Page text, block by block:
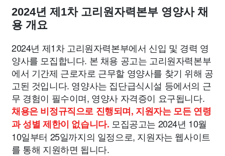
2024년 제1차 고리원자력본부 영양사 채
용 개요
2024년 제1차 고리원자력본부에서 신입 및 경력 영
양사를 모집합니다. 본 채용 공고는 고리원자력본부
에서 기간제 근로자로 근무할 영양사를 찾기 위해 공
고된 것입니다. 영양사는 집단급식시설 등에서의 근
무 경험이 필수이며, 영양사 자격증이 요구됩니다.
채용은 비정규직으로 진행되며, 지원자는 모든 연령
과 성별 제한이 없습니다. 모집공고는 2024년 10월
10일부터 25일까지의 일정으로, 지원자는 웹사이트
를 통해 지원하면 됩니다.